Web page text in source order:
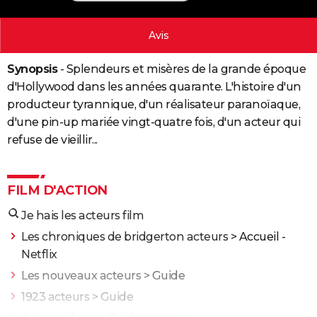
PHOTO
BONS PLANS
CARTE DE VOEUX
Carte de Noël
Carte Bonne année
Carte Saint-Valentin
Carte Pâques
Carte d'anniversaire
DICTIONNAIRE
COPAINS D'AVANT
S'inscrire
Se connecter
Lycées
Collèges
Primaires
Universités
Entreprises
Service militaire
Avis de recherche
AVIS DE DÉCÈS
Bricolage
Lifestyle
Culture
Sport
Auto
Television
Voyage
Cinema
Avis
Synopsis- Splendeurs et misères de la grande époque
d'Hollywood dans les années quarante. L'histoire d'un
producteur tyrannique, d'un réalisateur paranoïaque,
d'une pin-up mariée vingt-quatre fois, d'un acteur qui
refuse de vieillir...
FILM D'ACTION
Je hais les acteurs film
Les chroniques de bridgerton acteurs > Accueil -
Netflix
Les nouveaux acteurs > Guide
1923 acteurs > Guide